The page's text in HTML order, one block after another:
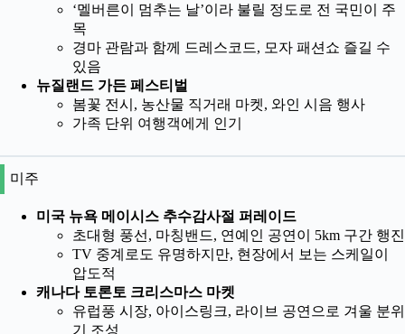
‘멜버른이 멈추는 날’이라 불릴 정도로 전 국민이 주
목
경마 관람과 함께 드레스코드, 모자 패션쇼 즐길 수
있음
뉴질랜드 가든 페스티벌
봄꽃 전시, 농산물 직거래 마켓, 와인 시음 행사
가족 단위 여행객에게 인기
미주
미국 뉴욕 메이시스 추수감사절 퍼레이드
초대형 풍선, 마칭밴드, 연예인 공연이 5km 구간 행진
TV 중계로도 유명하지만, 현장에서 보는 스케일이
압도적
캐나다 토론토 크리스마스 마켓
유럽풍 시장, 아이스링크, 라이브 공연으로 겨울 분위
기 조성